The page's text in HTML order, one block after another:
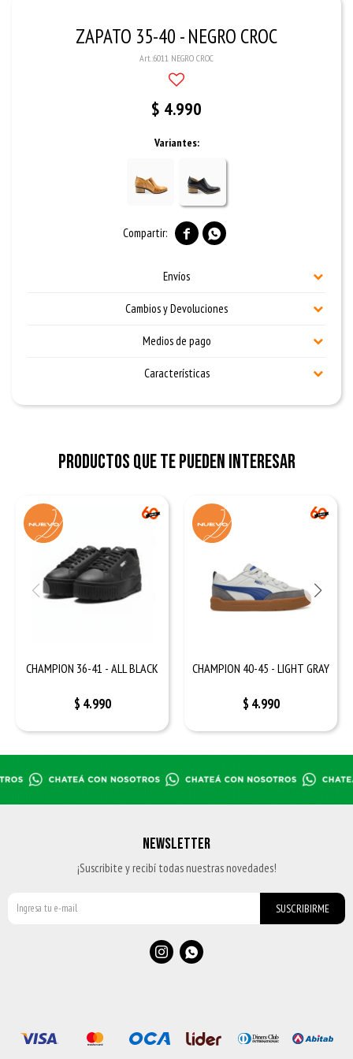
ZAPATO 35-40 - NEGRO CROC
6011 NEGRO CROC
$ 4.990
Variantes:
 
Envíos
Cambios y Devoluciones
Medios de pago
Características
Productos que te pueden interesar
CHAMPION 36-41 - ALL BLACK
$ 4.990
CHAMPION 40-45 - LIGHT GRAY
$ 4.990
NEWSLETTER
¡Suscribite y recibí todas nuestras novedades!
SUSCRIBIRME
 